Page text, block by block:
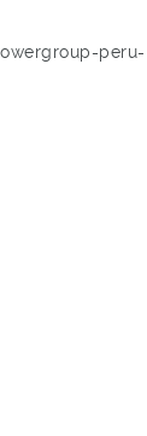
peru-